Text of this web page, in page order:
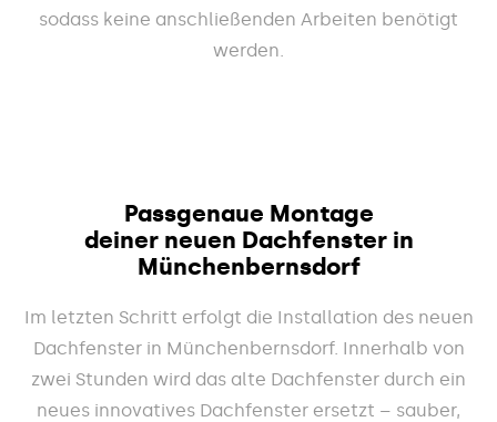
sodass keine anschließenden Arbeiten benötigt
werden.
Passgenaue Montage
deiner neuen Dachfenster in
Münchenbernsdorf
Im letzten Schritt erfolgt die Installation des neuen
Dachfenster in Münchenbernsdorf. Innerhalb von
zwei Stunden wird das alte Dachfenster durch ein
neues innovatives Dachfenster ersetzt – sauber,